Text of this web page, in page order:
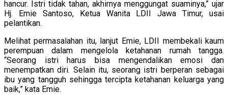
hancur. Istri tidak tahan, akhirnya menggungat suaminya,” ujar
Hj. Emie Santoso, Ketua Wanita LDII Jawa Timur, usai
pelantikan.
Melihat permasalahan itu, lanjut Emie, LDII membekali kaum
perempuan dalam mengelola ketahanan rumah tangga.
“Seorang istri harus bisa mengendalikan emosi dan
menempatkan diri. Selain itu, seorang istri berperan sebagai
ibu yang tangguh sehingga tercipta ketahanan keluarga yang
baik,” kata Emie.